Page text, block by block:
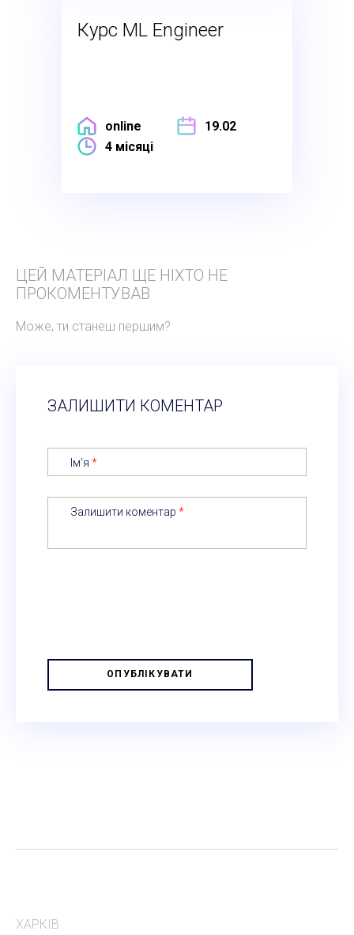
Курс ML Engineer
online
19.02
4 місяці
ЦЕЙ МАТЕРІАЛ ЩЕ НІХТО НЕ
ПРОКОМЕНТУВАВ
Може, ти станеш першим?
ЗАЛИШИТИ КОМЕНТАР
Ім’я *
Залишити коментар *
ХАРКІВ